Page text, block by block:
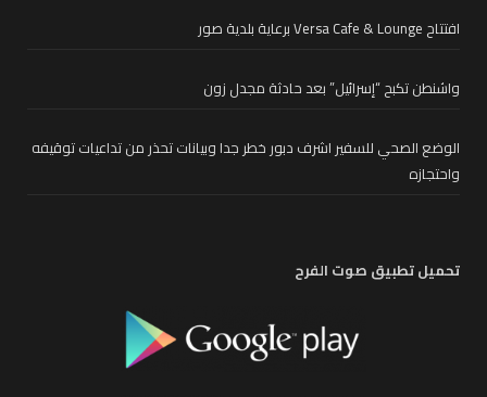
افتتاح Versa Cafe & Lounge برعاية بلدية صور
واشنطن تكبح “إسرائيل” بعد حادثة مجدل زون
الوضع الصحي للسفير اشرف دبور خطر جدا وبيانات تحذر من تداعيات توقيفه
واحتجازه
تحميل تطبيق صوت الفرح